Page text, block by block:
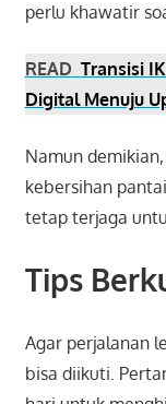
perlu khawatir
READ Transisi
Digital Menuju
Namun
kebersihan
tetap terjaga
Tips
Agar perjalanan
bisa diikuti.